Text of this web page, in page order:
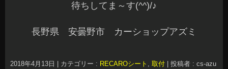
待ちしてま～す(^^)/♪
長野県 安曇野市 カーショップアズミ
2018年4月13日 カテゴリー : RECAROシート , 取付
投稿者 : cs-azu